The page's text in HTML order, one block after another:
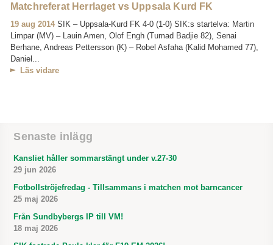
Matchreferat Herrlaget vs Uppsala Kurd FK
19 aug 2014 SIK – Uppsala-Kurd FK 4-0 (1-0) SIK:s startelva: Martin
Limpar (MV) – Lauin Amen, Olof Engh (Tumad Badjie 82), Senai
Berhane, Andreas Pettersson (K) – Robel Asfaha (Kalid Mohamed 77),
Daniel...
Läs vidare
Senaste inlägg
Kansliet håller sommarstängt under v.27-30
29 jun 2026
Fotbollströjefredag - Tillsammans i matchen mot barncancer
25 maj 2026
Från Sundbybergs IP till VM!
18 maj 2026